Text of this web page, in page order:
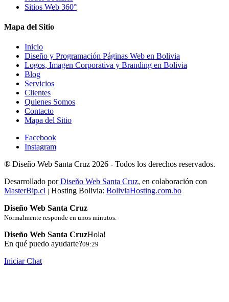
Sitios Web 360°
Mapa del Sitio
Inicio
Diseño y Programación Páginas Web en Bolivia
Logos, Imagen Corporativa y Branding en Bolivia
Blog
Servicios
Clientes
Quienes Somos
Contacto
Mapa del Sitio
Facebook
Instagram
® Diseño Web Santa Cruz 2026 - Todos los derechos reservados.
Desarrollado porDiseño Web Santa Cruz, en colaboración con
MasterBip.cl | Hosting Bolivia: BoliviaHosting.com.bo
Diseño Web Santa Cruz
Normalmente responde en unos minutos.
Diseño Web Santa CruzHola!
En qué puedo ayudarte?09:29
Iniciar Chat